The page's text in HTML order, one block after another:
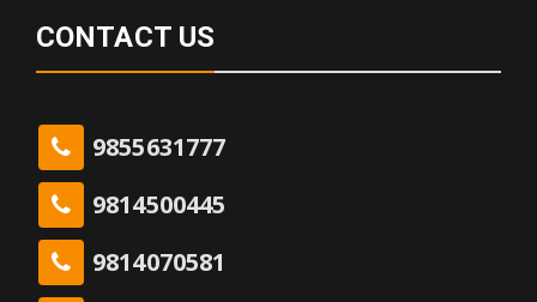
CONTACT US
9855631777
9814500445
9814070581